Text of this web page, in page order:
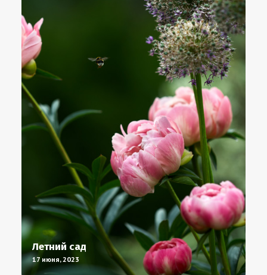
Летний сад
17 июня, 2023